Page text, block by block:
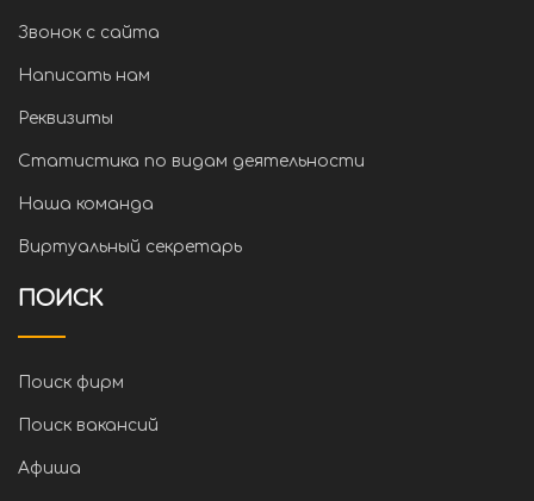
Звонок с сайта
Написать нам
Реквизиты
Статистика по видам деятельности
Наша команда
Виртуальный секретарь
ПОИСК
Поиск фирм
Поиск вакансий
Афиша